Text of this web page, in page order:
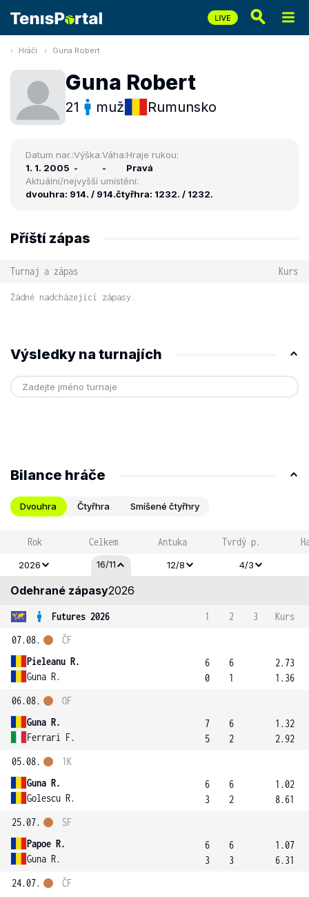
Hráči Guna Robert
Guna Robert
21 muž Rumunsko
Datum nar.:
1. 1. 2005
Výška:
-
Váha:
-
Hraje rukou:
Pravá
Aktuální/nejvyšší umístění:
dvouhra: 914. / 914.čtyřhra: 1232. / 1232.
Příští zápas
Turnaj a zápas Kurs
Žádné nadcházející zápasy.
Výsledky na turnajích
Bilance hráče
Dvouhra Čtyřhra Smíšené čtyřhry
Rok Celkem Antuka Tvrdý p.
2026 16/11 12/8 4/3
Odehrané zápasy2026
Futures 2026 1 2 3
Kurs
07.08.
Pieleanu R.
Guna R.
ČF
6
0
6
1
2.73
1.36
06.08.
Guna R.
Ferrari F.
OF
7
5
6
2
1.32
2.92
05.08.
Guna R.
Golescu R.
1K
6
3
6
2
1.02
8.61
25.07.
Papoe R.
Guna R.
SF
6
3
6
3
1.07
6.31
24.07.
ČF